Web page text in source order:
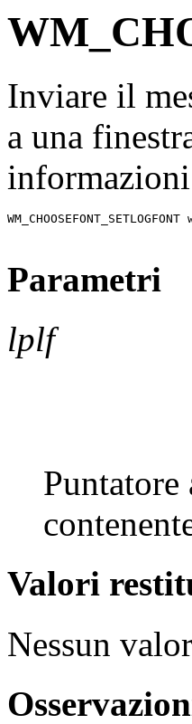
Inviare il
a una
Parametri
lplf
Puntatore
Valori
Nessun